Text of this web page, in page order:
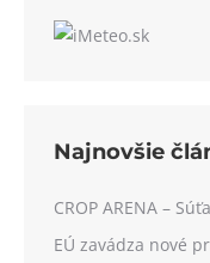
Najnovšie
CROP ARENA –
EÚ zavádza nové